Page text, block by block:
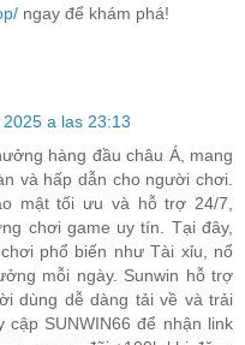
ngay để khám phá!
a las 23:13
hàng đầu châu Á, mang
và hấp dẫn cho người chơi.
mật tối ưu và hỗ trợ 24/7,
chơi game uy tín. Tại đây,
phổ biến như Tài xỉu, nổ
mỗi ngày. Sunwin hỗ trợ
dùng dễ dàng tải về và trải
cập SUNWIN66 để nhận link